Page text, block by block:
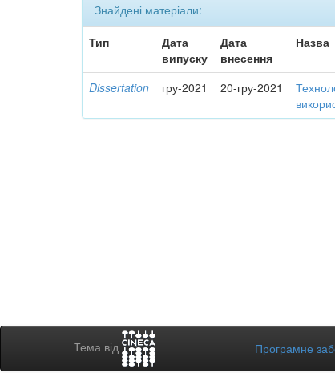
Знайдені матеріали:
Тип
Дата
випуску
Дата
внесення
Назва
Dissertation гру-2021 20-гру-2021
Тема від Програмне